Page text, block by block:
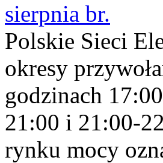
sierpnia br.
Polskie Sieci
okresy
godzinach
21:00 i 21:00-
rynku mocy